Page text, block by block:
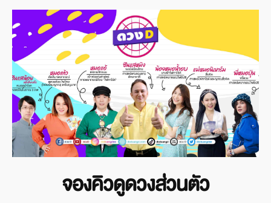
จองคิวดูดวงส่วนตัว